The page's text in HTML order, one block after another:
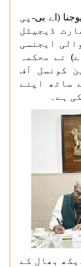
(اے بی- پی
ڈیجیٹل
ایجنسی
نے محکمہ
کونسل آف
ساتھ اپنے
ہے۔
بھال کے